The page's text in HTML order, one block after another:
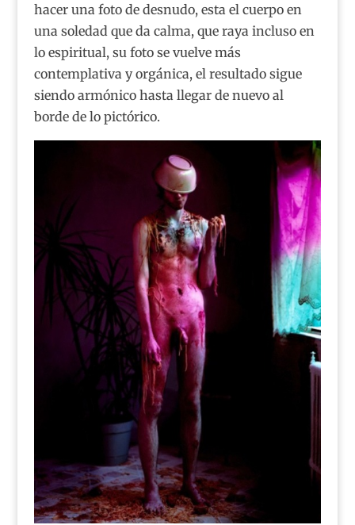
hacer una foto de desnudo, esta el cuerpo en
una soledad que da calma, que raya incluso en
lo espiritual, su foto se vuelve más
contemplativa y orgánica, el resultado sigue
siendo armónico hasta llegar de nuevo al
borde de lo pictórico.